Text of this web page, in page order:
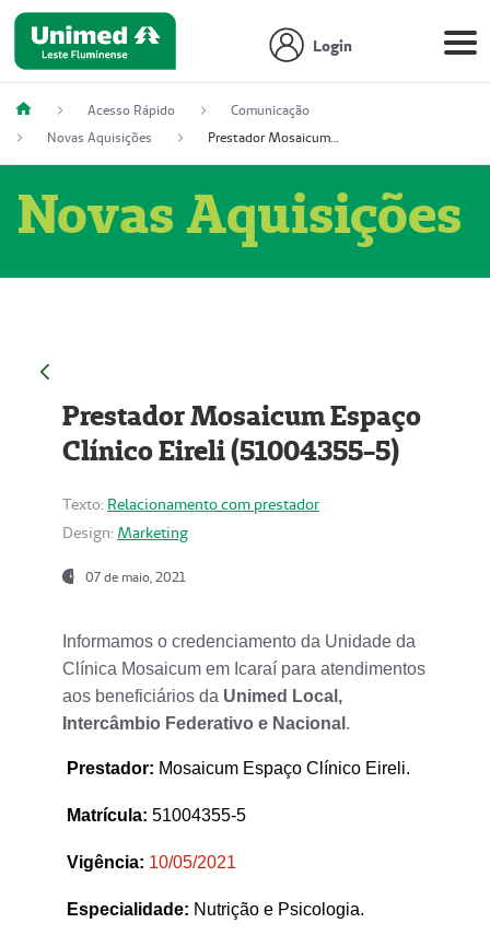
Login
Acesso Rápido
Comunicação
Novas Aquisições
Prestador Mosaicum Espaço Clínico Eireli (51004355-5)
Novas Aquisições
Prestador Mosaicum Espaço
Clínico Eireli (51004355-5)
Texto: Relacionamento com prestador
Design: Marketing
07 de maio, 2021
Informamos o credenciamento da Unidade da
Clínica Mosaicum em Icaraí para atendimentos
aos beneficiários da Unimed Local,
Intercâmbio Federativo e Nacional .
Prestador: Mosaicum Espaço Clínico Eireli.
Matrícula: 51004355-5
Vigência: 10/05/2021
Especialidade: Nutrição e Psicologia.